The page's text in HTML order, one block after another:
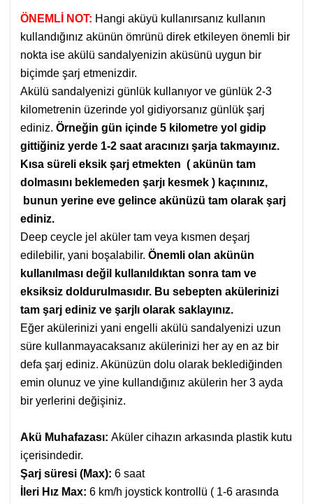
ÖNEMLİ NOT: Hangi aküyü kullanırsanız kullanın
kullandığınız akünün ömrünü direk etkileyen önemli bir
nokta ise akülü sandalyenizin aküsünü uygun bir
biçimde şarj etmenizdir.
Akülü sandalyenizi günlük kullanıyor ve günlük 2-3
kilometrenin üzerinde yol gidiyorsanız günlük şarj
ediniz. Örneğin gün içinde 5 kilometre yol gidip
gittiğiniz yerde 1-2 saat aracınızı şarja takmayınız.
Kısa süreli eksik şarj etmekten ( akünün tam
dolmasını beklemeden şarjı kesmek ) kaçınınız,
bunun yerine eve gelince akünüzü tam olarak şarj
ediniz.
Deep ceycle jel aküler tam veya kısmen deşarj
edilebilir, yani boşalabilir. Önemli olan akünün
kullanılması değil kullanıldıktan sonra tam ve
eksiksiz doldurulmasıdır. Bu sebepten akülerinizi
tam şarj ediniz ve şarjlı olarak saklayınız.
Eğer akülerinizi yani engelli akülü sandalyenizi uzun
süre kullanmayacaksanız akülerinizi her ay en az bir
defa şarj ediniz. Akünüzün dolu olarak beklediğinden
emin olunuz ve yine kullandığınız akülerin her 3 ayda
bir yerlerini değişiniz.
Akü Muhafazası: Aküler cihazın arkasında plastik kutu
içerisindedir.
Şarj süresi (Max): 6 saat
İleri Hız Max: 6 km/h joystick kontrollü ( 1-6 arasında